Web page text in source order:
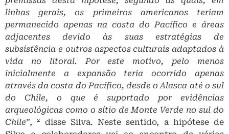
linhas gerais, os primeiros americanos teriam
permanecido apenas na costa do Pacífico e áreas
adjacentes devido às suas estratégias de
subsistência e outros aspectos culturais adaptados à
vida no litoral. Por este motivo, pelo menos
inicialmente a expansão teria ocorrido apenas
através da costa do Pacífico, desde o Alasca até o sul
do Chile, o que é suportado por evidências
arqueológicas como o sítio de Monte Verde no sul do
Chile”, ² disse Silva. Neste sentido, a hipótese de